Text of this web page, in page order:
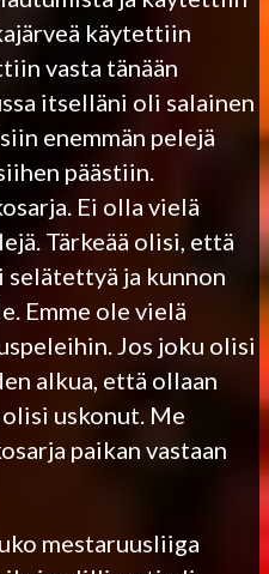
käytettiin
vasta tänään
itselläni oli salainen
enemmän pelejä
päästiin.
Ei olla vielä
Tärkeää olisi, että
ja kunnon
Emme ole vielä
Jos joku olisi
alkua, että ollaan
uskonut. Me
paikan vastaan
mestaruusliiga